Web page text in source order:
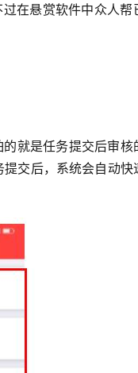
在悬赏软件中众人帮
就是任务提交后审核
交后，系统会自动快